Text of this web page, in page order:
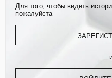
Для того, чтобы видеть
пожалуйста